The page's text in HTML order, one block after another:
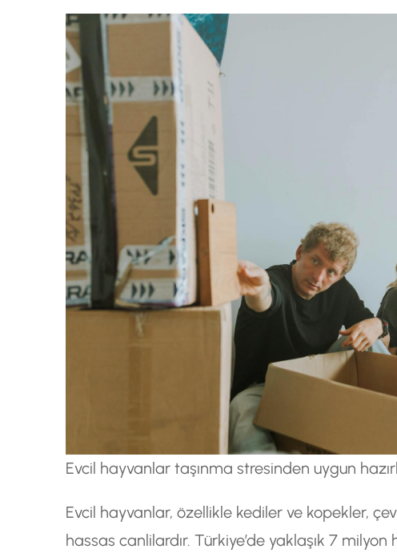
Evcil hayvanlar taşınma stresinden uygun
Evcil hayvanlar, özellikle kediler ve kopekler,
hassas canlilardır. Türkiye’de yaklaşık 7